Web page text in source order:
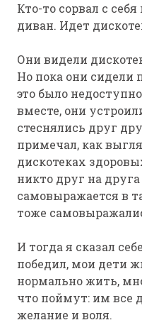
Кто-то сорвал с
диван. Идет
Они видели
Но пока они сидели
это было
вместе, они
стеснялись друг
примечал, как
дискотеках
никто друг на
самовыражается в
тоже
И тогда я сказал
победил, мои дети
нормально жить,
что поймут: им все
желание и воля.